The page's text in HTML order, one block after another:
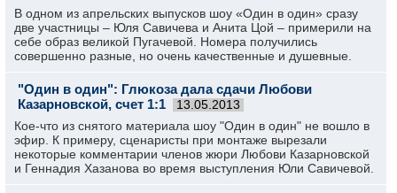
В одном из апрельских выпусков шоу «Один в один» сразу
две участницы – Юля Савичева и Анита Цой – примерили на
себе образ великой Пугачевой. Номера получились
совершенно разные, но очень качественные и душевные.
"Один в один": Глюкоза дала сдачи Любови
Казарновской, счет 1:1
13.05.2013
Кое-что из снятого материала шоу "Один в один" не вошло в
эфир. К примеру, сценаристы при монтаже вырезали
некоторые комментарии членов жюри Любови Казарновской
и Геннадия Хазанова во время выступления Юли Савичевой.